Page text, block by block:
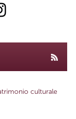
culturale